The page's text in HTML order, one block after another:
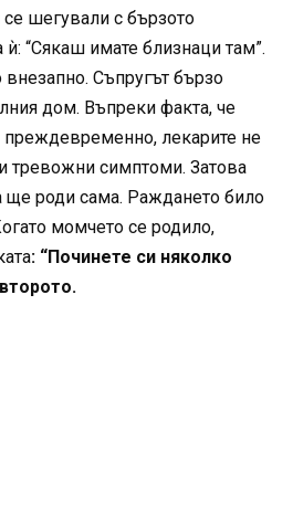
шегували с бързото
“Сякаш имате близнаци там”.
Съпругът бързо
дом. Въпреки факта, че
преждевременно, лекарите не
тревожни симптоми. Затова
ще роди сама. Раждането било
момчето се родило,
: “Починете си няколко